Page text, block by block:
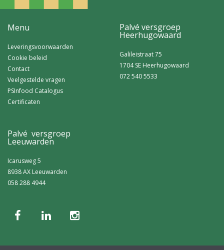
Menu
Leveringsvoorwaarden
Cookie beleid
Contact
Veelgestelde vragen
PSInfood Catalogus
Certificaten
Palvé versgroep
Heerhugowaard
Galileistraat 75
1704 SE Heerhugowaard
072 540 5533
Palvé versgroep
Leeuwarden
Icarusweg 5
8938 AX Leeuwarden
058 288 4944